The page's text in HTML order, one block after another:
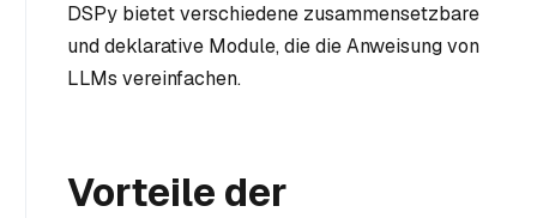
DSPy bietet verschiedene zusammensetzbare
und deklarative Module, die die Anweisung von
LLMs vereinfachen.
Vorteile der